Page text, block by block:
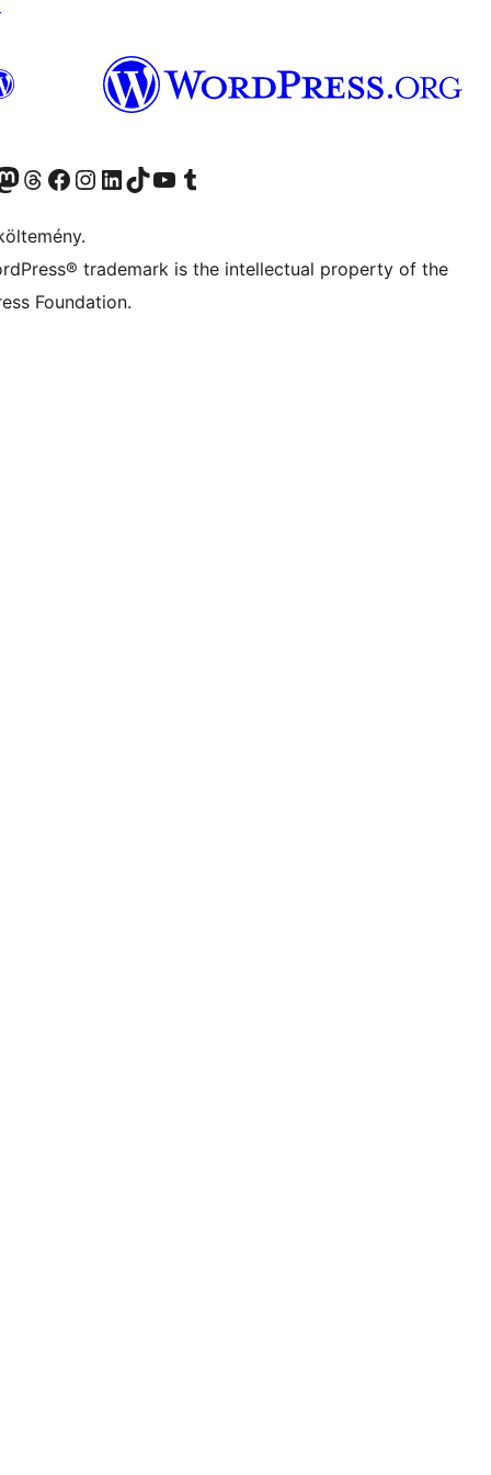
accountaccountcsatornánk
Visit our Threads account
Facebook oldalunk megtekintése
Visit our Instagram account
Visit our LinkedIn account
Visit our TikTok account
Visit our YouTube channel
Visit our Tumblr account
trademark is the intellectual property of the
Foundation.